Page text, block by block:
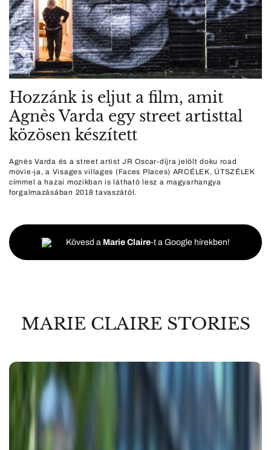
Hozzánk is eljut a film, amit
Agnès Varda egy street artisttal
közösen készített
Agnès Varda és a street artist JR Oscar-díjra jelölt doku road
movie-ja, a Visages villages (Faces Places) ARCÉLEK, ÚTSZÉLEK
címmel a hazai mozikban is látható lesz a magyarhangya
forgalmazásában 2018 tavaszától.
Kövesd a Marie Claire-t a Google hírekben!
MARIE CLAIRE STORIES